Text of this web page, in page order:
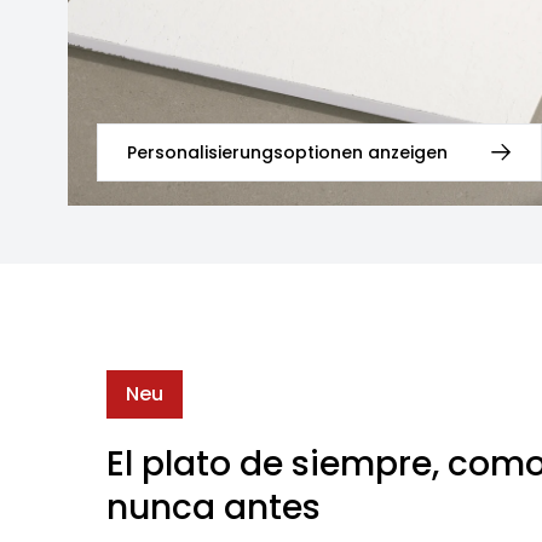
Personalisierungsoptionen anzeigen
Neu
El plato de siempre,
nunca antes